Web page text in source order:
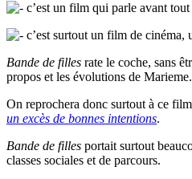
c’est un film qui parle avant
c’est surtout un film de cinéma,
Bande de filles rate le coche, sans
propos et les évolutions de Marieme.
On reprochera donc surtout à ce
un excès de bonnes intentions.
Bande de filles portait surtout
classes sociales et de parcours.